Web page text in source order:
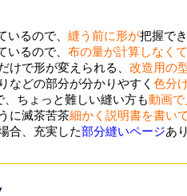
いるので、 縫う前に形が把握で
いるので、 布の量が計算しなく
けで形が変えられる、 改造用の
などの部分が分かりやすく 色分
ちょっと難しい縫い方も動画で
に滅茶苦茶細かく説明書を書い
合、充実した部分縫いページあ